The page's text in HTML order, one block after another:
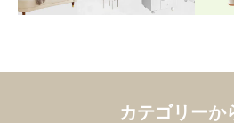
カテゴリーか